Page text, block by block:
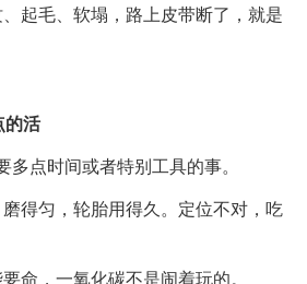
起毛、软塌，路上皮带断了，就是
活
多点时间或者特别工具的事。
磨得匀，轮胎用得久。定位不对，吃
命，一氧化碳不是闹着玩的。